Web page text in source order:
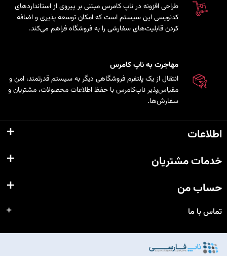
طراحی افزونه در ناپ کامرس مبتنی بر پیروی از استانداردهای
کدنویسی این سیستم است که امکان توسعه پذیری و اضافه
کردن قابلیت‌های سفارشی را به فروشگاه فراهم می‌کند.
مهاجرت به ناپ کامرس
انتقال از یک پلتفرم فروشگاهی دیگر به سیستم قدرتمند، امن و
مقیاس‌پذیر ناپ‌کامرس با حفظ اطلاعات محصولات، مشتریان و
سفارش‌ها.
اطلاعات
خدمات مشتریان
حساب من
تماس با ما